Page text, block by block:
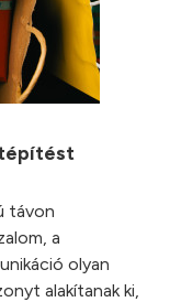
távon
a
olyan
alakítanak ki,